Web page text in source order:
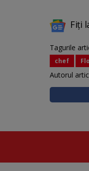
Fiți
Tagurile
chef
Autorul